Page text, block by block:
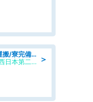
＞
自動車製品の機械加工・部品運搬/寮完備/日払い/工場・製造
UTエージェント株式会社AGT西日本第二CU